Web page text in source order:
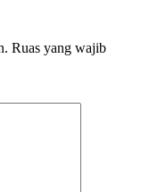
Ruas yang wajib